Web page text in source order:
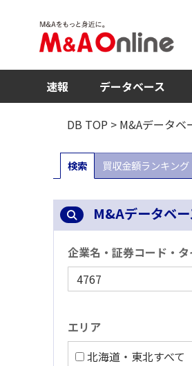
速報 データベース
DB TOP > M&Aデータベ
検索 買収金額ランキング
M&Aデータベ
企業名・証券コード・
エリア
北海道・東北すべて